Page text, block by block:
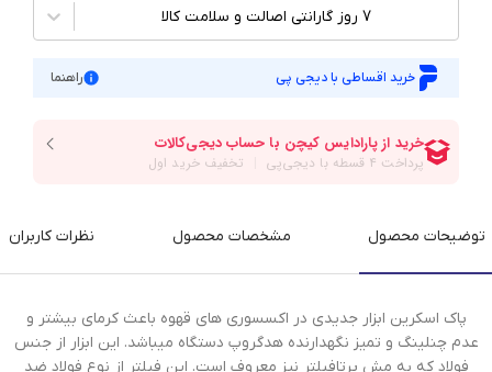
7 روز گارانتی اصالت و سلامت کالا
خرید اقساطی با دیجی پی راهنما
توضیحات محصول مشخصات محصول نظرات کاربران
پاک اسکرین ابزار جدیدی در اکسسوری های قهوه باعث کرمای بیشتر و
عدم چنلینگ و تمیز نگهدارنده هدگروپ دستگاه میباشد. این ابزار از جنس
فولاد که به مش پرتافیلتر نیز معروف است. این فیلتر از نوع فولاد ضد